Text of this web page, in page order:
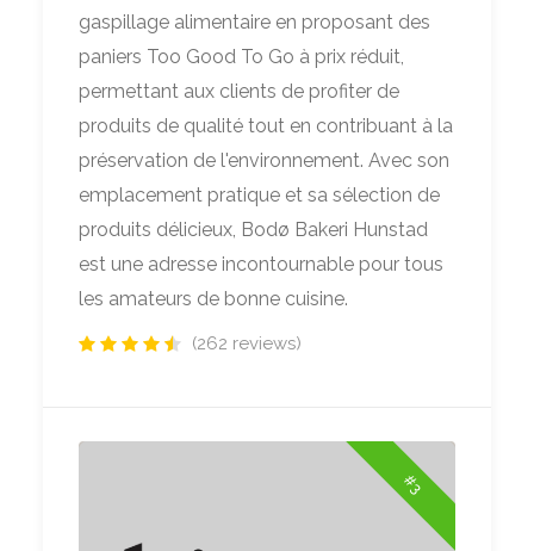
gaspillage alimentaire en proposant des
paniers Too Good To Go à prix réduit,
permettant aux clients de profiter de
produits de qualité tout en contribuant à la
préservation de l'environnement. Avec son
emplacement pratique et sa sélection de
produits délicieux, Bodø Bakeri Hunstad
est une adresse incontournable pour tous
les amateurs de bonne cuisine.
(262 reviews)
#3